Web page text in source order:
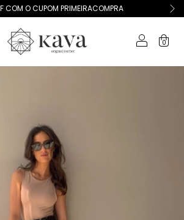
COM O CUPOM PRIMEIRACOMPRA
0